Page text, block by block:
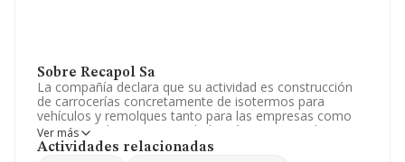
Sobre Recapol Sa
La compañía declara que su actividad es construcción
de carrocerías concretamente de isotermos para
vehículos y remolques tanto para las empresas como
para particulares. La sociedad está inscrita en el
Registro Mercantil como Sociedad Anónima. Tiene
Ver más
Actividades relacionadas